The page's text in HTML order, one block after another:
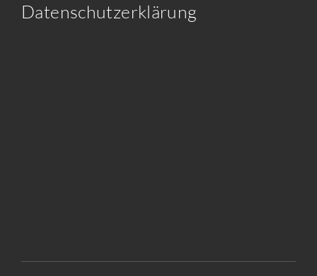
Datenschutzerklärung